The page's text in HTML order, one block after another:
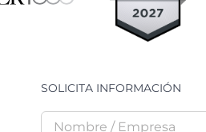
SOLICITA INFORMACIÓN